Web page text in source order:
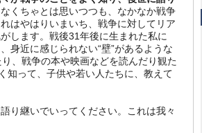
くちゃとは思いつつも、なかなか戦争
はやはりいまいち、戦争に対してリア
します。戦後31年後に生まれた私に
身近に感じられない“壁”があるような
、戦争の本や映画などを読んだり観た
知って、子供や若い人たちに、教えて
り継いでいってください。これは我々